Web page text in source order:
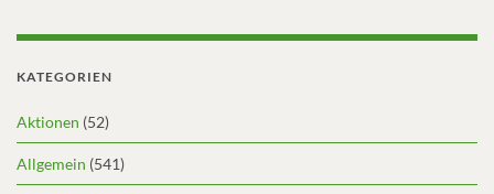
KATEGORIEN
Aktionen (52)
Allgemein (541)